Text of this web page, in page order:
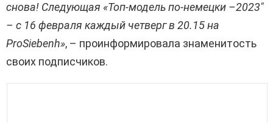
снова! Следующая «Топ-модель по-немецки –2023″
– с 16 февраля каждый четверг в 20.15 на
ProSiebenh», – проинформировала знаменитость
своих подписчиков.